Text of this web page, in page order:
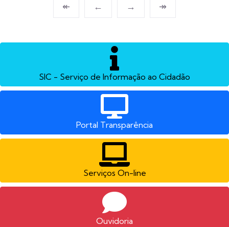
↞ ← → ↠
SIC - Serviço de Informação ao Cidadão
Portal Transparência
Serviços On-line
Ouvidoria